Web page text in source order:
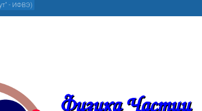
- ИФВЭ)